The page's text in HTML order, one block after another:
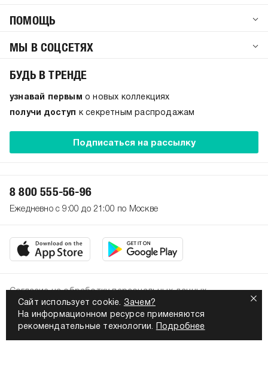
Сайт использует cookie. Зачем?
На информационном ресурсе применяются
рекомендательные технологии.
Подробнее
ПОМОЩЬ
МЫ В СОЦСЕТЯХ
БУДЬ В ТРЕНДЕ
узнавай первым о новых коллекциях
получи доступ к секретным распродажам
Подписаться на рассылку
8 800 555-56-96
Ежедневно с 9:00 до 21:00 по Москве
2026. Все права защищены
Политика конфиденциальности
Согласие на обработку персональных данных